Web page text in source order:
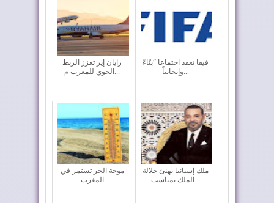
رايان إير تعزز الربط
الجوي للمغرب م...
فيفا تعقد اجتماعا “بنّاءً
موجة الحر تستمر في
المغرب
ملك إسبانيا يهنئ جلالة
الملك بمناسب...